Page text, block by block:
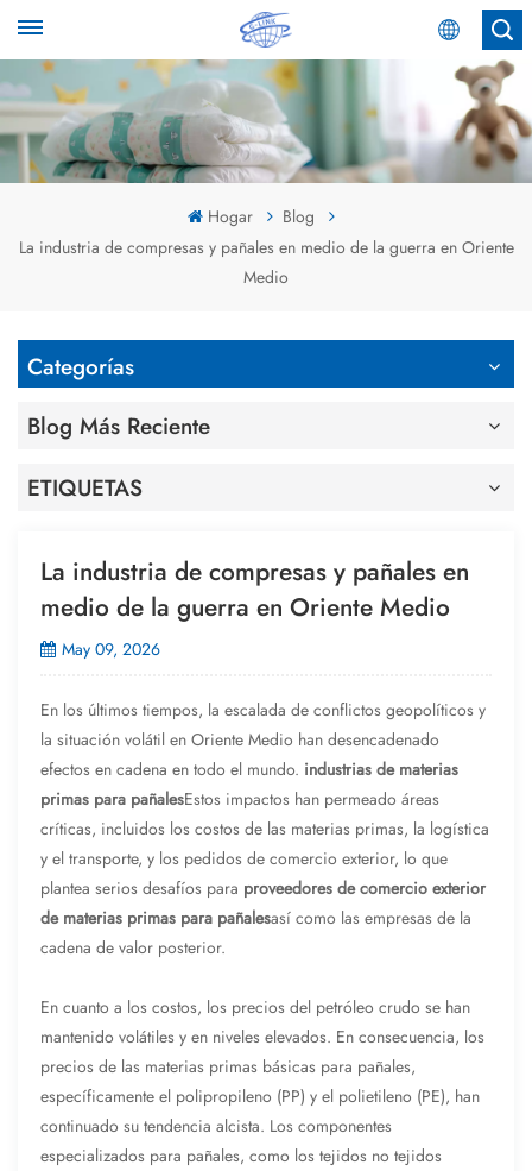
Español
English
عربي
Hogar
Blog
La industria de compresas y pañales en medio de la guerra en Oriente
Medio
Categorías
Blog Más Reciente
ETIQUETAS
La industria de compresas y pañales en
medio de la guerra en Oriente Medio
May 09, 2026
En los últimos tiempos, la escalada de conflictos geopolíticos y
la situación volátil en Oriente Medio han desencadenado
efectos en cadena en todo el mundo. industrias de materias
primas para pañalesEstos impactos han permeado áreas
críticas, incluidos los costos de las materias primas, la logística
y el transporte, y los pedidos de comercio exterior, lo que
plantea serios desafíos para proveedores de comercio exterior
de materias primas para pañalesasí como las empresas de la
cadena de valor posterior.
En cuanto a los costos, los precios del petróleo crudo se han
mantenido volátiles y en niveles elevados. En consecuencia, los
precios de las materias primas básicas para pañales,
específicamente el polipropileno (PP) y el polietileno (PE), han
continuado su tendencia alcista. Los componentes
especializados para pañales, como los tejidos no tejidos